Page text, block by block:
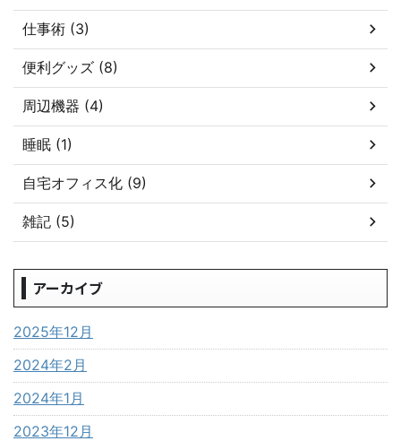
仕事術 (3)
便利グッズ (8)
周辺機器 (4)
睡眠 (1)
自宅オフィス化 (9)
雑記 (5)
アーカイブ
2025年12月
2024年2月
2024年1月
2023年12月